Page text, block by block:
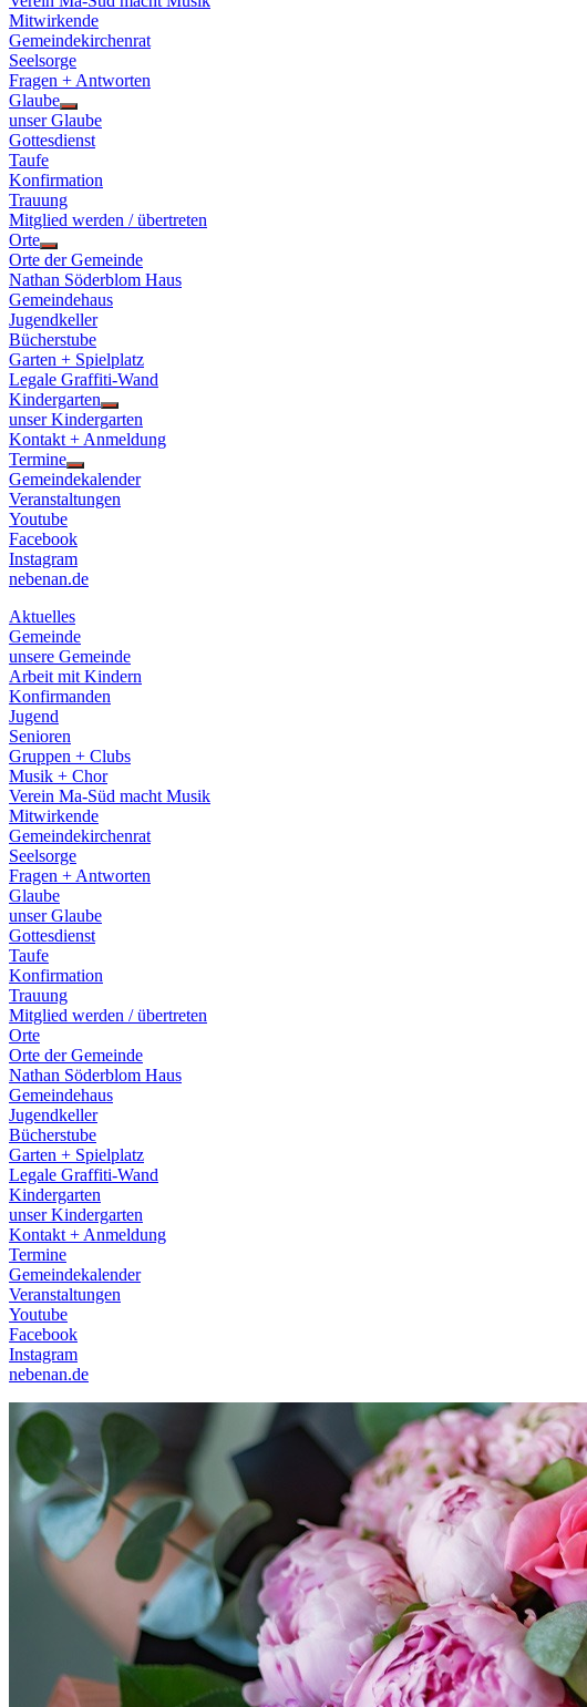
Mitwirkende
Gemeindekirchenrat
Seelsorge
Fragen + Antworten
Glaube
Show
sub
menu
unser Glaube
Gottesdienst
Taufe
Konfirmation
Trauung
Mitglied werden / übertreten
Orte
Show
sub
menu
Orte der Gemeinde
Nathan Söderblom Haus
Gemeindehaus
Jugendkeller
Bücherstube
Garten + Spielplatz
Legale Graffiti-Wand
Kindergarten
Show
sub
menu
unser Kindergarten
Kontakt + Anmeldung
Termine
Show
sub
menu
Gemeindekalender
Veranstaltungen
Youtube
Facebook
Instagram
nebenan.de
Aktuelles
Gemeinde
unsere Gemeinde
Arbeit mit Kindern
Konfirmanden
Jugend
Senioren
Gruppen + Clubs
Musik + Chor
Verein Ma-Süd macht Musik
Mitwirkende
Gemeindekirchenrat
Seelsorge
Fragen + Antworten
Glaube
unser Glaube
Gottesdienst
Taufe
Konfirmation
Trauung
Mitglied werden / übertreten
Orte
Orte der Gemeinde
Nathan Söderblom Haus
Gemeindehaus
Jugendkeller
Bücherstube
Garten + Spielplatz
Legale Graffiti-Wand
Kindergarten
unser Kindergarten
Kontakt + Anmeldung
Termine
Gemeindekalender
Veranstaltungen
Youtube
Facebook
Instagram
nebenan.de